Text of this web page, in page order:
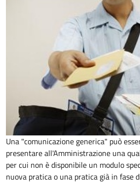
Una "comunicazione generica" può
presentare all'Amministrazione una
per cui non è disponibile un modulo
nuova pratica o una pratica già in fase